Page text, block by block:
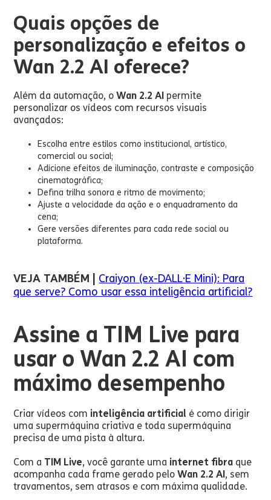
Quais opções de
personalização e efeitos o
Wan 2.2 AI oferece?
Além da automação, oWan 2.2 AI permite
personalizar os vídeos com recursos visuais
avançados:
Escolha entre estilos como institucional, artístico,
comercial ou social;
Adicione efeitos de iluminação, contraste e composição
cinematográfica;
Defina trilha sonora e ritmo de movimento;
Ajuste a velocidade da ação e o enquadramento da
cena;
Gere versões diferentes para cada rede social ou
plataforma.
VEJA TAMBÉM |
Craiyon (ex-DALL·E Mini): Para
que serve? Como usar essa inteligência artificial?
Assine a TIM Live para
usar o Wan 2.2 AI com
máximo desempenho
Criar vídeos com inteligência artificial é como dirigir
uma supermáquina criativa e toda supermáquina
precisa de uma pista à altura.
Com a TIM Live, você garante uma internet fibra que
acompanha cada frame gerado peloWan 2.2 AI, sem
travamentos, sem atrasos e com máxima qualidade.